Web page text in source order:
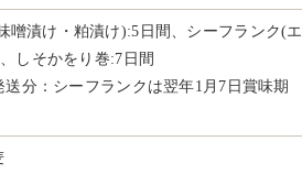
漬け・粕漬け):5日間、シーフランク(エ
しそかをり巻:7日間
分：シーフランクは翌年1月7日賞味期